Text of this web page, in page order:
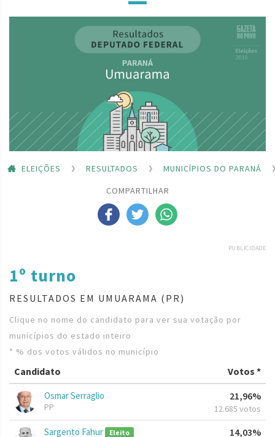
ELEIÇÕES RESULTADOS
MUNICÍPIOS DO PARANÁ
COMPARTILHAR
PUBLICIDADE
1º turno
RESULTADOS EM UMUARAMA (PR)
Clique no nome do candidato para ver sua votação por
municípios do estado inteiro
* % dos votos válidos no município
Candidato Votos *
Osmar Serraglio
PP
21,96%
12.685 votos
Sargento Fahur Eleito 14,03%